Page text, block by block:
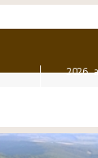
2026.